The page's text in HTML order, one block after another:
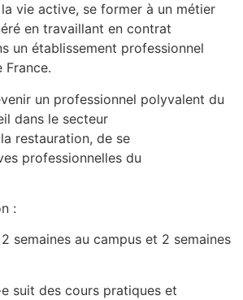
vie active, se former à un métier
en travaillant en contrat
un établissement professionnel
France.
un professionnel polyvalent du
dans le secteur
restauration, de se
professionnelles du
:
semaines au campus et 2 semaines
suit des cours pratiques et